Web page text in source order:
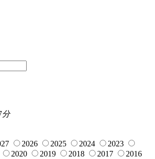
分
2026 2025 2024
2023
2020 2019 2018 2017
2016